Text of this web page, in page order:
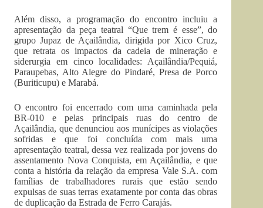
Além disso, a programação do encontro incluiu a
apresentação da peça teatral “Que trem é esse”, do
grupo Jupaz de Açailândia, dirigida por Xico Cruz,
que retrata os impactos da cadeia de mineração e
siderurgia em cinco localidades: Açailândia/Pequiá,
Paraupebas, Alto Alegre do Pindaré, Presa de Porco
(Buriticupu) e Marabá.
O encontro foi encerrado com uma caminhada pela
BR-010 e pelas principais ruas do centro de
Açailândia, que denunciou aos munícipes as violações
sofridas e que foi concluída com mais uma
apresentação teatral, dessa vez realizada por jovens do
assentamento Nova Conquista, em Açailândia, e que
conta a história da relação da empresa Vale S.A. com
famílias de trabalhadores rurais que estão sendo
expulsas de suas terras exatamente por conta das obras
de duplicação da Estrada de Ferro Carajás.